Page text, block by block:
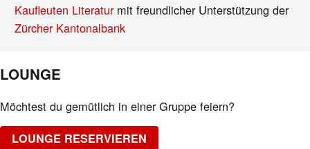
Kaufleuten Literaturmit freundlicher Unterstützung der
Zürcher Kantonalbank
LOUNGE
Möchtest du gemütlich in einer Gruppe feiern?
LOUNGE RESERVIEREN